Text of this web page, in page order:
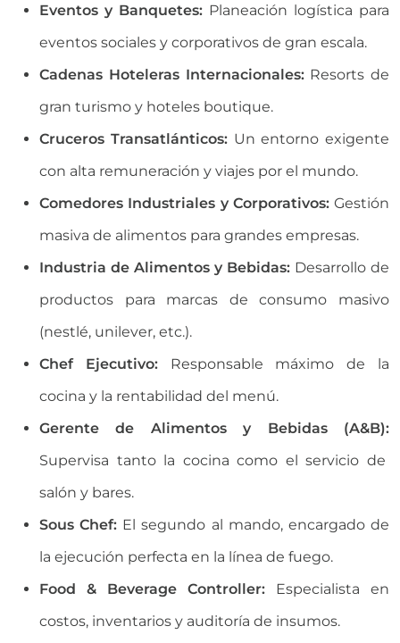
Eventos y Banquetes: Planeación logística para
eventos sociales y corporativos de gran escala.
Cadenas Hoteleras Internacionales:Resorts de
gran turismo y hoteles boutique.
Cruceros Transatlánticos:Un entorno exigente
con alta remuneración y viajes por el mundo.
Comedores Industriales y Corporativos:Gestión
masiva de alimentos para grandes empresas.
Industria de Alimentos y Bebidas: Desarrollo de
productos para marcas de consumo masivo
(nestlé, unilever, etc.).
Chef Ejecutivo:Responsable máximo de la
cocina y la rentabilidad del menú.
Gerente de Alimentos y Bebidas (A&B):
Supervisa tanto la cocina como el servicio de
salón y bares.
Sous Chef: El segundo al mando, encargado de
la ejecución perfecta en la línea de fuego.
Food & Beverage Controller: Especialista en
costos, inventarios y auditoría de insumos.